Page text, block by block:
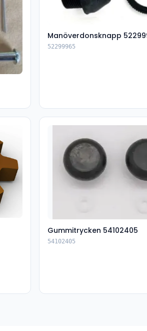
Manöverdonsknapp
52299965
Gummitrycken 54102405
54102405